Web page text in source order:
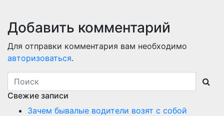
Добавить комментарий
Для отправки комментария вам необходимо
авторизоваться.
Свежие записи
Зачем бывалые водители возят с собой